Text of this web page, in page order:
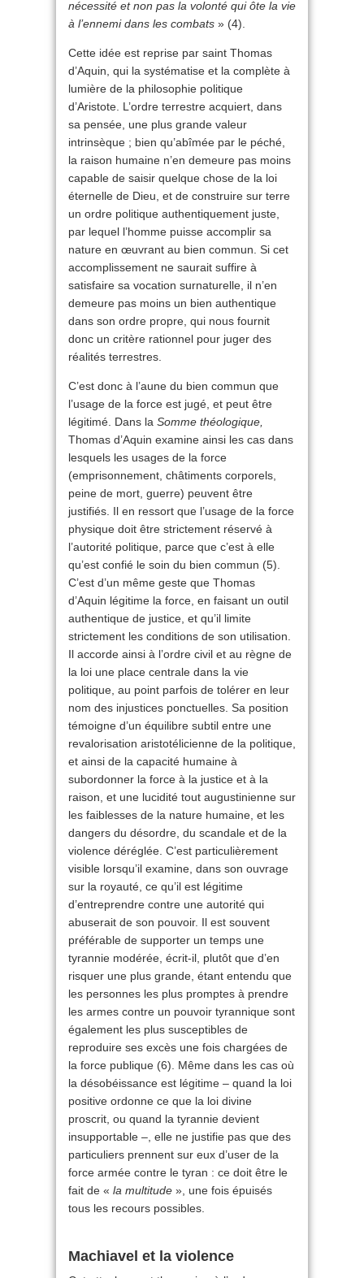
nécessité et non pas la volonté qui ôte la vie
à l’ennemi dans les combats » (4).
Cette idée est reprise par saint Thomas
d’Aquin, qui la systématise et la complète à
lumière de la philosophie politique
d’Aristote. L’ordre terrestre acquiert, dans
sa pensée, une plus grande valeur
intrinsèque ; bien qu’abîmée par le péché,
la raison humaine n’en demeure pas moins
capable de saisir quelque chose de la loi
éternelle de Dieu, et de construire sur terre
un ordre politique authentiquement juste,
par lequel l’homme puisse accomplir sa
nature en œuvrant au bien commun. Si cet
accomplissement ne saurait suffire à
satisfaire sa vocation surnaturelle, il n’en
demeure pas moins un bien authentique
dans son ordre propre, qui nous fournit
donc un critère rationnel pour juger des
réalités terrestres.
C’est donc à l’aune du bien commun que
l’usage de la force est jugé, et peut être
légitimé. Dans la Somme théologique,
Thomas d’Aquin examine ainsi les cas dans
lesquels les usages de la force
(emprisonnement, châtiments corporels,
peine de mort, guerre) peuvent être
justifiés. Il en ressort que l’usage de la force
physique doit être strictement réservé à
l’autorité politique, parce que c’est à elle
qu’est confié le soin du bien commun (5).
C’est d’un même geste que Thomas
d’Aquin légitime la force, en faisant un outil
authentique de justice, et qu’il limite
strictement les conditions de son utilisation.
Il accorde ainsi à l’ordre civil et au règne de
la loi une place centrale dans la vie
politique, au point parfois de tolérer en leur
nom des injustices ponctuelles. Sa position
témoigne d’un équilibre subtil entre une
revalorisation aristotélicienne de la politique,
et ainsi de la capacité humaine à
subordonner la force à la justice et à la
raison, et une lucidité tout augustinienne sur
les faiblesses de la nature humaine, et les
dangers du désordre, du scandale et de la
violence déréglée. C’est particulièrement
visible lorsqu’il examine, dans son ouvrage
sur la royauté, ce qu’il est légitime
d’entreprendre contre une autorité qui
abuserait de son pouvoir. Il est souvent
préférable de supporter un temps une
tyrannie modérée, écrit-il, plutôt que d’en
risquer une plus grande, étant entendu que
les personnes les plus promptes à prendre
les armes contre un pouvoir tyrannique sont
également les plus susceptibles de
reproduire ses excès une fois chargées de
la force publique (6). Même dans les cas où
la désobéissance est légitime – quand la loi
positive ordonne ce que la loi divine
proscrit, ou quand la tyrannie devient
insupportable –, elle ne justifie pas que des
particuliers prennent sur eux d’user de la
force armée contre le tyran : ce doit être le
fait de « la multitude », une fois épuisés
tous les recours possibles.
Machiavel et la violence